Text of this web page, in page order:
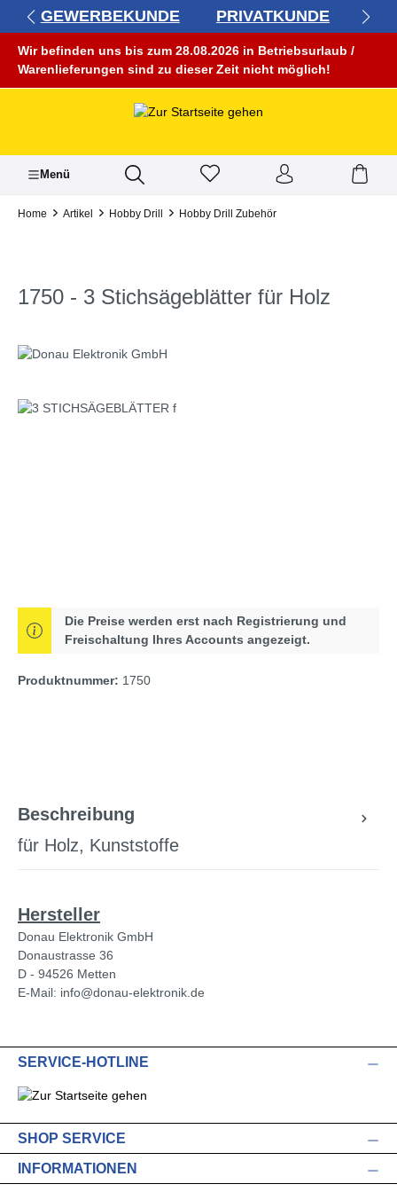
springen
GEWERBEKUNDE PRIVATKUNDE
Wir befinden uns bis zum 28.08.2026 in Betriebsurlaub /
Warenlieferungen sind zu dieser Zeit nicht möglich!
Menü
Home Artikel Hobby Drill Hobby Drill Zubehör
1750 - 3 Stichsägeblätter für Holz
Bildergalerie überspringen
Die Preise werden erst nach Registrierung und
Freischaltung Ihres Accounts angezeigt.
Produktnummer: 1750
Beschreibung
für Holz, Kunststoffe
Hersteller
Donau Elektronik GmbH
Donaustrasse 36
D - 94526 Metten
E-Mail: info@donau-elektronik.de
SERVICE-HOTLINE
SHOP SERVICE
INFORMATIONEN